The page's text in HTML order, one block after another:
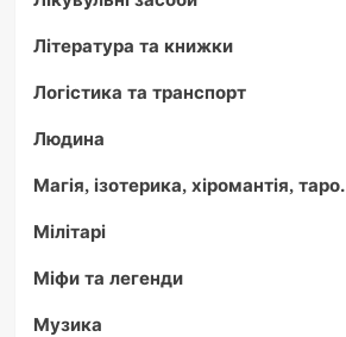
Література та книжки
Логістика та транспорт
Людина
Магія, ізотерика, хіромантія, таро.
Мілітарі
Міфи та легенди
Музика